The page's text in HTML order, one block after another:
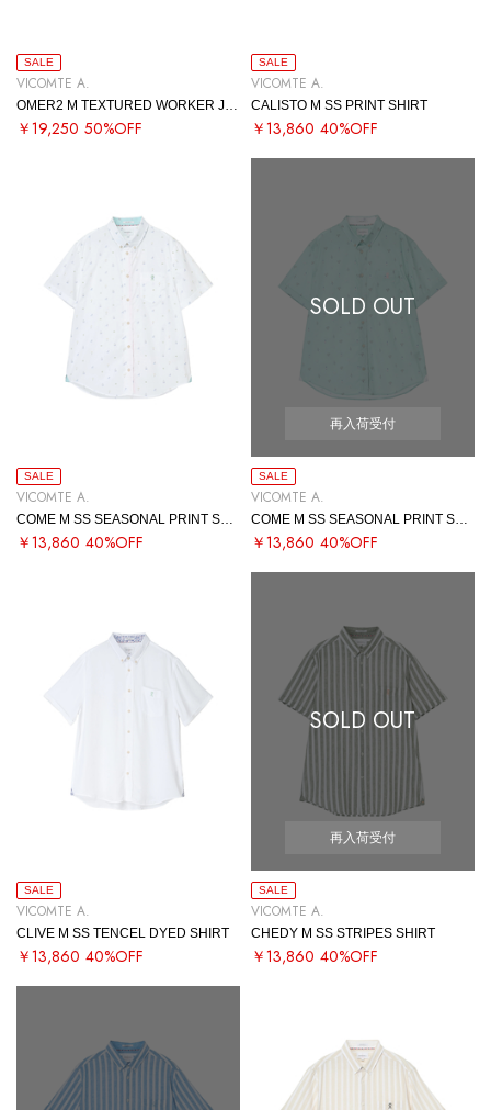
SALE
VICOMTE A.
￥19,250 50%OFF
SALE
VICOMTE A.
CALISTO M SS PRINT SHIRT
￥13,860 40%OFF
SALE
VICOMTE A.
￥13,860 40%OFF
SOLD OUT
再入荷受付
SALE
VICOMTE A.
￥13,860 40%OFF
SALE
VICOMTE A.
CLIVE M SS TENCEL DYED SHIRT
￥13,860 40%OFF
SOLD OUT
再入荷受付
SALE
VICOMTE A.
CHEDY M SS STRIPES SHIRT
￥13,860 40%OFF